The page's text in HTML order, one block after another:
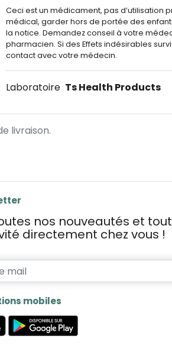
Ceci est un médicament, pas d’utilisation
médical, garder hors de portée des
la notice. Demandez conseil à votre
pharmacien. Si des Effets indésirables
contact avec votre médecin.
Laboratoire Ts Health Products
livraison.
nos nouveautés et
directement chez vous !
mobiles